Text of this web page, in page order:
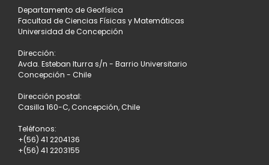
Departamento de Geofísica
Facultad de Ciencias Físicas y Matemáticas
Universidad de Concepción
Dirección:
Avda. Esteban Iturra s/n - Barrio Universitario
Concepción - Chile
Dirección postal:
Casilla 160-C, Concepción, Chile
Teléfonos:
+(56) 41 2204136
+(56) 41 2203155